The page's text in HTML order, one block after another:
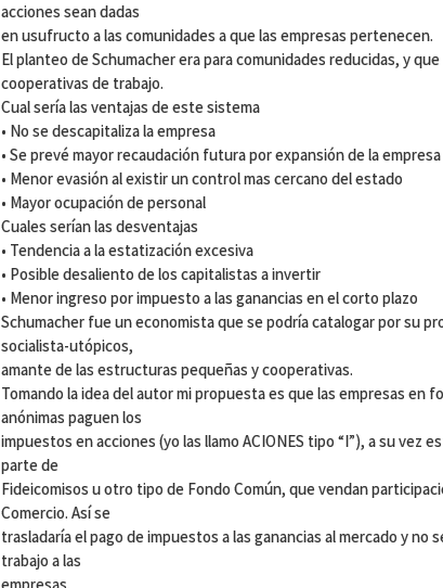
acciones sean dadas
en usufructo a las comunidades a que las empresas pertenecen.
El planteo de Schumacher era para comunidades reducidas, y
cooperativas de trabajo.
Cual sería las ventajas de este sistema
• No se descapitaliza la empresa
• Se prevé mayor recaudación futura por expansión de la empresa
• Menor evasión al existir un control mas cercano del estado
• Mayor ocupación de personal
Cuales serían las desventajas
• Tendencia a la estatización excesiva
• Posible desaliento de los capitalistas a invertir
• Menor ingreso por impuesto a las ganancias en el corto plazo
Schumacher fue un economista que se podría catalogar por su
socialista-utópicos,
amante de las estructuras pequeñas y cooperativas.
Tomando la idea del autor mi propuesta es que las empresas en
anónimas paguen los
impuestos en acciones (yo las llamo ACIONES tipo “I”), a su vez
parte de
Fideicomisos u otro tipo de Fondo Común, que vendan
Comercio. Así se
trasladaría el pago de impuestos a las ganancias al mercado y no
trabajo a las